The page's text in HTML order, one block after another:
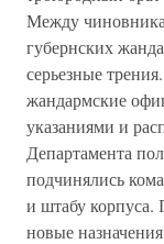
Между
губернских
серьезные
жандармские
указаниями и
Департамента
подчинялись
и штабу
новые